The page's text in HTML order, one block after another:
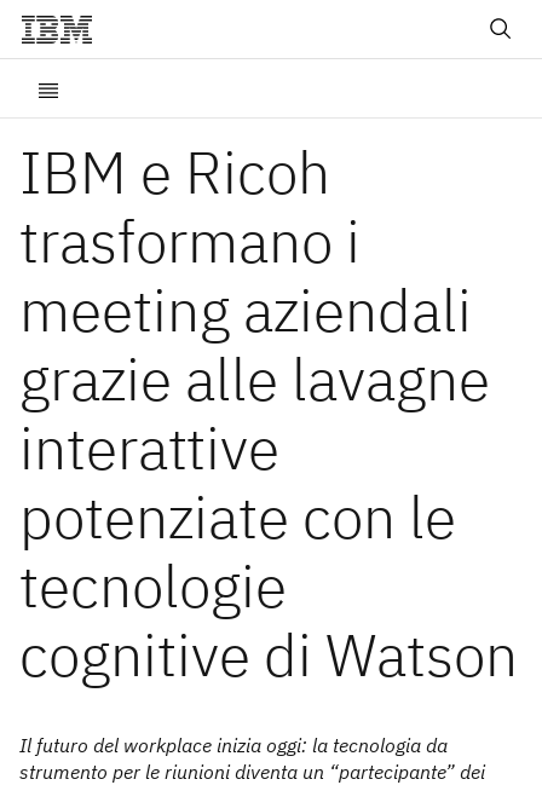
IBM e Ricoh
trasformano i
meeting aziendali
grazie alle lavagne
interattive
potenziate con le
tecnologie
cognitive di Watson
Il futuro del workplace inizia oggi: la tecnologia da
strumento per le riunioni diventa un “partecipante” dei